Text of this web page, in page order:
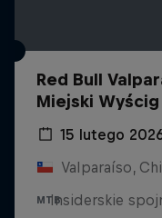
Red Bull
Miejski
15 lutego
Valparaíso,
MTBInsiderskie